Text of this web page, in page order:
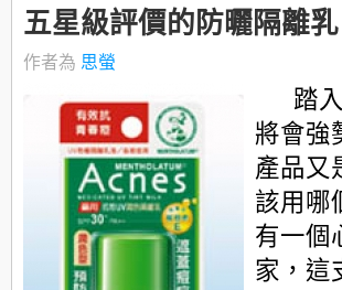
五星級評價的防曬隔離乳
作者為 思螢
踏
將會強
產品又
該用哪
有一個
家，這